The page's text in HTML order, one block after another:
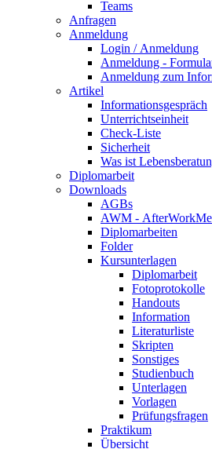
Teams
Anfragen
Anmeldung
Login / Anmeldung
Anmeldung -
Anmeldung zum
Artikel
Informationsgespräch
Unterrichtseinheit
Check-Liste
Sicherheit
Was ist
Diplomarbeit
Downloads
AGBs
AWM -
Diplomarbeiten
Folder
Kursunterlagen
Diplomarbeit
Fotoprotokolle
Handouts
Information
Literaturliste
Skripten
Sonstiges
Studienbuch
Unterlagen
Vorlagen
Prüfungsfragen
Praktikum
Übersicht